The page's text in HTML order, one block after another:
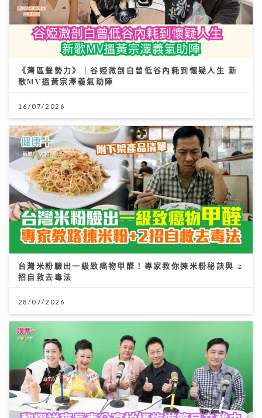
《灣區聲勢力》｜谷婭溦剖白曾低谷內耗到懷疑人生 新
歌MV搵黃宗澤義氣助陣
16/07/2026
台灣米粉驗出一級致癌物甲醛！專家教你揀米粉秘訣與 2
招自救去毒法
28/07/2026